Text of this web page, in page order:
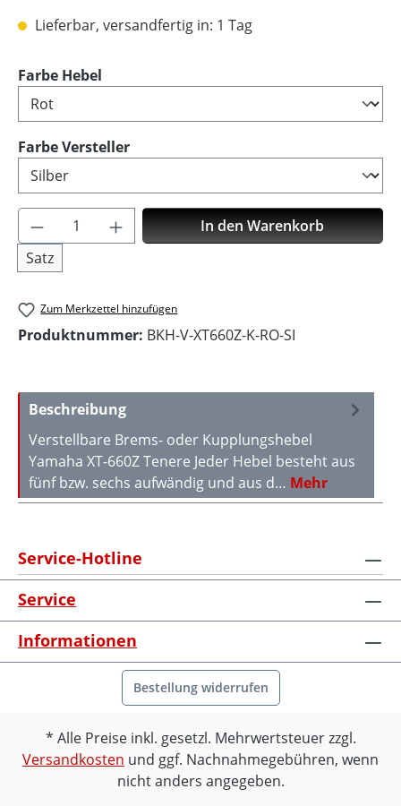
Lieferbar, versandfertig in: 1 Tag
Farbe Hebel
Farbe Verstellerauswählen
Produkt Anzahl: Gib den gewünschten
Satz
In den Warenkorb
Zum Merkzettel hinzufügen
Produktnummer: BKH-V-XT660Z-K-RO-SI
Beschreibung
Verstellbare Brems- oder Kupplungshebel
Yamaha XT-660Z Tenere Jeder Hebel besteht aus
fünf bzw. sechs aufwändig und aus d… Mehr
Service-Hotline
Service
Informationen
Bestellung widerrufen
Alle Preise inkl. gesetzl. Mehrwertsteuer zzgl.
Versandkosten und ggf. Nachnahmegebühren, wenn
nicht anders angegeben.